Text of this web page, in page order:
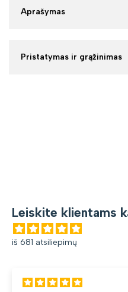
Aprašymas
Pristatymas ir grąžinimas
Leiskite klientams
iš 681 atsiliepimų